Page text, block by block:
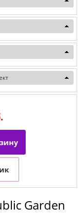
Garden